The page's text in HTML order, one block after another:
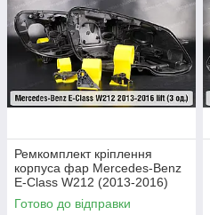
Ремкомплект кріплення
корпуса фар Mercedes-Benz
E-Class W212 (2013-2016)
рест правий – 3 од.
Готово до відправки